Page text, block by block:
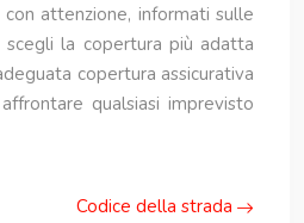
attenzione, informati sulle
la copertura più adatta
copertura assicurativa
qualsiasi imprevisto
Codice della strada